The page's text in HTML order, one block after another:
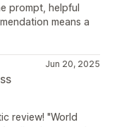
prompt, helpful
means a
Jun 20, 2025
review! "World